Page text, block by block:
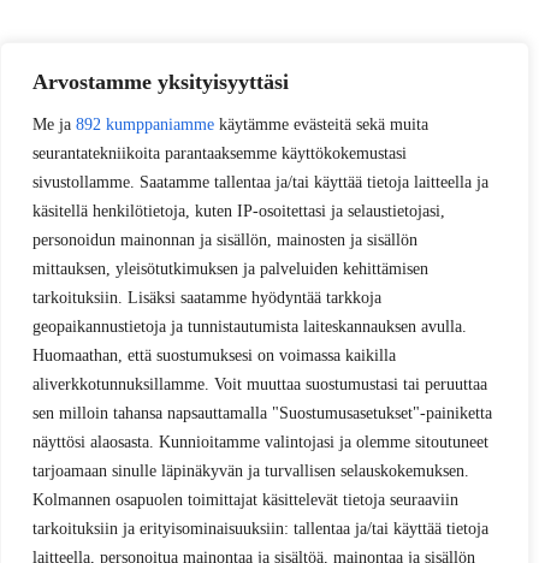
Arvostamme yksityisyyttäsi
Me ja 892 kumppaniamme käytämme evästeitä sekä muita
seurantatekniikoita parantaaksemme käyttökokemustasi
sivustollamme. Saatamme tallentaa ja/tai käyttää tietoja laitteella ja
käsitellä henkilötietoja, kuten IP-osoitettasi ja selaustietojasi,
personoidun mainonnan ja sisällön, mainosten ja sisällön
mittauksen, yleisötutkimuksen ja palveluiden kehittämisen
tarkoituksiin. Lisäksi saatamme hyödyntää tarkkoja
geopaikannustietoja ja tunnistautumista laiteskannauksen avulla.
Huomaathan, että suostumuksesi on voimassa kaikilla
aliverkkotunnuksillamme. Voit muuttaa suostumustasi tai peruuttaa
sen milloin tahansa napsauttamalla "Suostumusasetukset"-painiketta
näyttösi alaosasta. Kunnioitamme valintojasi ja olemme sitoutuneet
tarjoamaan sinulle läpinäkyvän ja turvallisen selauskokemuksen.
Kolmannen osapuolen toimittajat käsittelevät tietoja seuraaviin
tarkoituksiin ja erityisominaisuuksiin: tallentaa ja/tai käyttää tietoja
laitteella, personoitua mainontaa ja sisältöä, mainontaa ja sisällön